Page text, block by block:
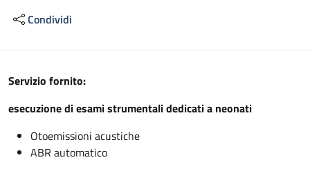
Condividi
Descrizione
Servizio fornito:
esecuzione di esami strumentali dedicati a neonati
Otoemissioni acustiche
ABR automatico